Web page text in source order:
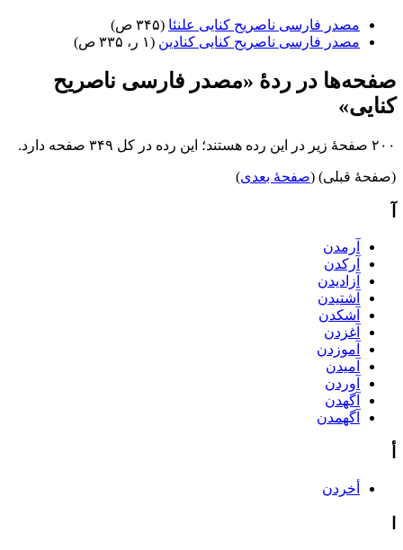
مصدر فارسی ناصریح کنایی علنئا (۳۴۵ ص)
مصدر فارسی ناصریح کنایی کنادین (۱ ر، ۳۳۵ ص)
صفحه‌ها در ردهٔ «مصدر فارسی ناصریح
کنایی»
۲۰۰ صفحۀ زیر در این رده هستند؛ این رده در کل ۳۴۹ صفحه دارد.
(صفحهٔ قبلی) (صفحهٔ بعدی)
آرمدن
آرکدن
آزادیدن
آشتیدن
آشکدن
آغزدن
آموزدن
آمیدن
آوردن
آگهدن
آگهمدن
أخردن